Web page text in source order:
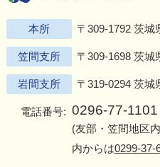
本所 〒309-1792 茨
笠間支所 〒309-1698 茨城
岩間支所 〒319-0294 茨城
電話番号: 0296-77-1101
(友部・笠間地区
内からは0299-37-